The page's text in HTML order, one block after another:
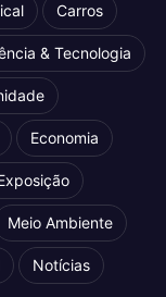
Carros
& Tecnologia
Economia
Meio Ambiente
Notícias